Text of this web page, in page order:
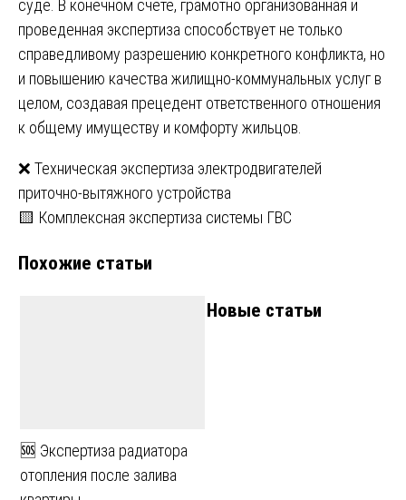
суде. В конечном счете, грамотно организованная и
проведенная экспертиза способствует не только
справедливому разрешению конкретного конфликта, но
и повышению качества жилищно-коммунальных услуг в
целом, создавая прецедент ответственного отношения
к общему имуществу и комфорту жильцов.
Навигация
по
❌ Техническая экспертиза электродвигателей
приточно-вытяжного устройства
🟨 Комплексная экспертиза системы ГВС
Похожие статьи
🆘 Экспертиза радиатора
отопления после залива
Новые статьи